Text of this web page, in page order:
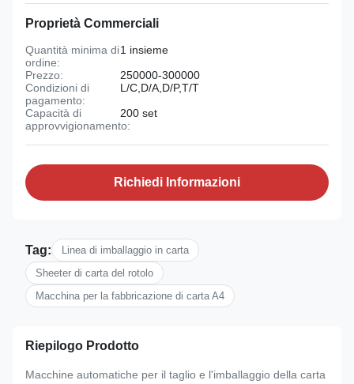
Proprietà Commerciali
Quantità minima di
ordine:
1 insieme
Prezzo:
250000-300000
Condizioni di
pagamento:
L/C,D/A,D/P,T/T
Capacità di
approvvigionamento:
200 set
Richiedi Informazioni
Tag:
Linea di imballaggio in carta
Sheeter di carta del rotolo
Macchina per la fabbricazione di carta A4
Riepilogo Prodotto
Macchine automatiche per il taglio e l'imballaggio della carta